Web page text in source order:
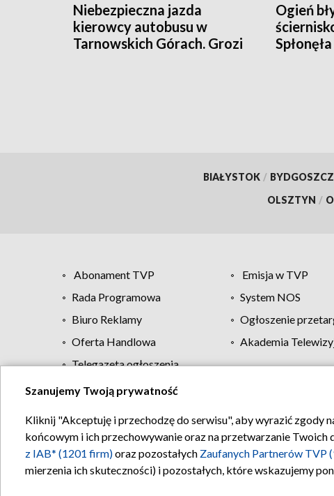
Niebezpieczna jazda
kierowcy autobusu w
Tarnowskich Górach. Grozi
Ogień
BIAŁYSTOK / BYDGOSZCZ
OLSZTYN /
Abonament TVP Emisja w TVP
Rada Programowa
System NOS
Biuro Reklamy
Ogłoszenie
Oferta Handlowa
Akademia
Telegazeta ogłoszenia
Regulamin TVP
Szanujemy Twoją prywatność
Kliknij "Akceptuję i przechodzę do serwisu", aby wyrazić zgody
końcowym i ich przechowywanie oraz na przetwarzanie Twoich
z IAB* (1201 firm)oraz pozostałych Zaufanych Partnerów TVP
mierzenia ich skuteczności) i pozostałych, które wskazujemy